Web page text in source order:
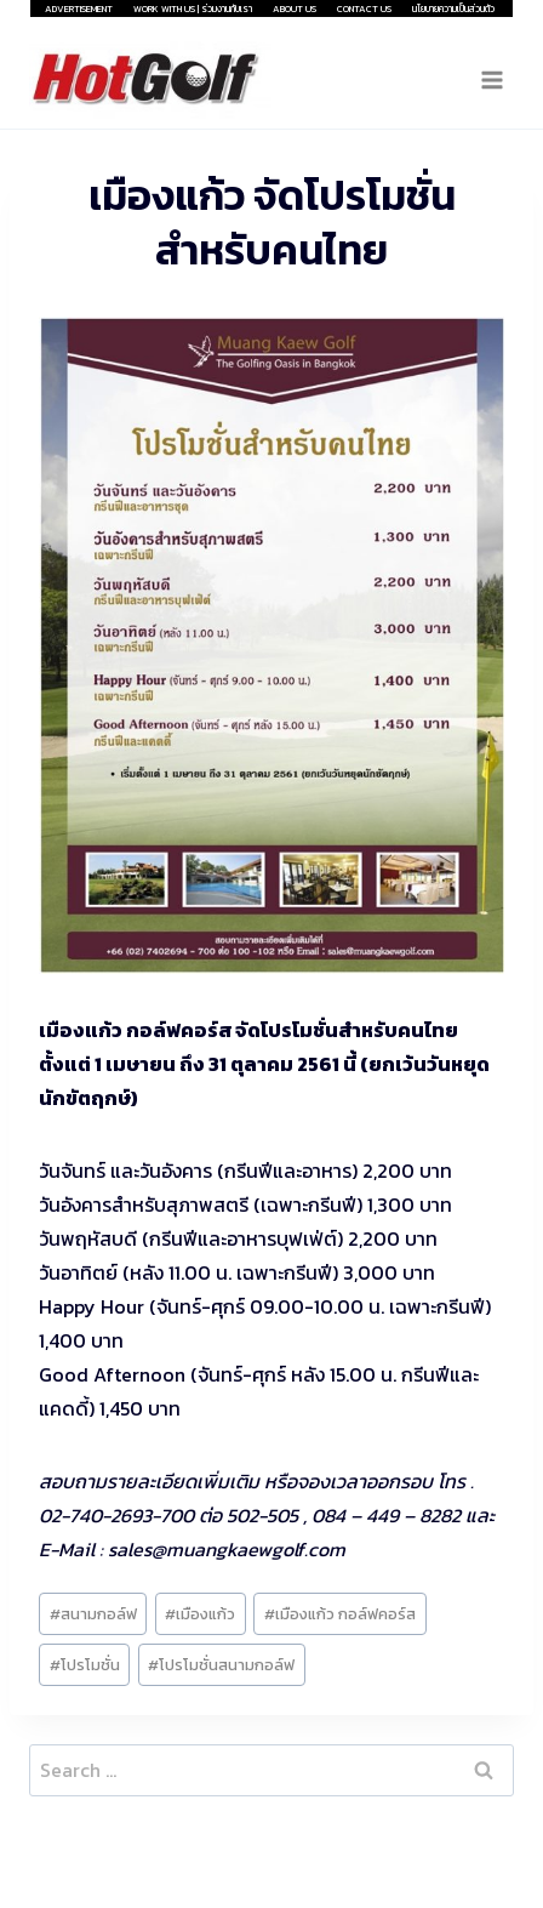
Skip
content
ADVERTISEMENT WORK WITH US | ร่วมงานกับเรา ABOUT US CONTACT US นโยบายความเป็นส่วนตัว
เมืองแก้ว จัดโปรโมชั่น
สำหรับคนไทย
เมืองแก้ว กอล์ฟคอร์ส จัดโปรโมชั่นสำหรับคนไทย
ตั้งแต่ 1 เมษายน ถึง 31 ตุลาคม 2561 นี้ (ยกเว้นวันหยุด
นักขัตฤกษ์)
วันจันทร์ และวันอังคาร (กรีนฟีและอาหาร) 2,200 บาท
วันอังคารสำหรับสุภาพสตรี (เฉพาะกรีนฟี) 1,300 บาท
วันพฤหัสบดี (กรีนฟีและอาหารบุฟเฟ่ต์) 2,200 บาท
วันอาทิตย์ (หลัง 11.00 น. เฉพาะกรีนฟี) 3,000 บาท
Happy Hour (จันทร์-ศุกร์ 09.00-10.00 น. เฉพาะกรีนฟี)
1,400 บาท
Good Afternoon (จันทร์-ศุกร์ หลัง 15.00 น. กรีนฟีและ
แคดดี้) 1,450 บาท
สอบถามรายละเอียดเพิ่มเติม หรือจองเวลาออกรอบ โทร .
02-740-2693-700 ต่อ 502-505 , 084 – 449 – 8282 และ
E-Mail :sales@muangkaewgolf.com
Post
Tags:
#สนามกอล์ฟ #เมืองแก้ว #เมืองแก้ว กอล์ฟคอร์ส
#โปรโมชั่น #โปรโมชั่นสนามกอล์ฟ
Search
for: